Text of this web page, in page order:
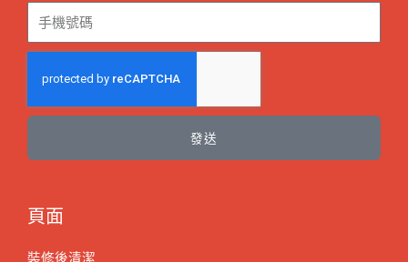
發送
頁面
裝修後清潔